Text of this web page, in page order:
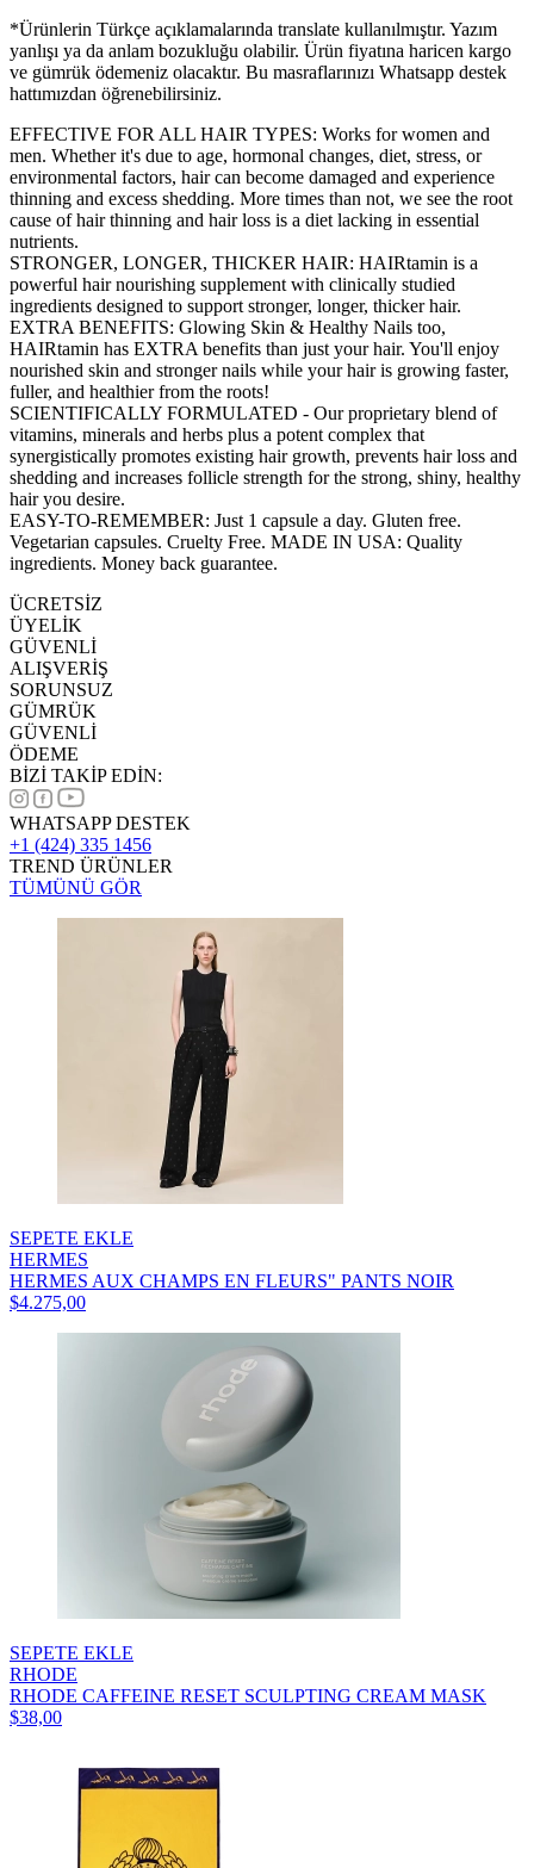
*Ürünlerin Türkçe açıklamalarında translate kullanılmıştır. Yazım
yanlışı ya da anlam bozukluğu olabilir. Ürün fiyatına haricen kargo
ve gümrük ödemeniz olacaktır. Bu masraflarınızı Whatsapp destek
hattımızdan öğrenebilirsiniz.
EFFECTIVE FOR ALL HAIR TYPES: Works for women and
men. Whether it's due to age, hormonal changes, diet, stress, or
environmental factors, hair can become damaged and experience
thinning and excess shedding. More times than not, we see the root
cause of hair thinning and hair loss is a diet lacking in essential
nutrients.
STRONGER, LONGER, THICKER HAIR: HAIRtamin is a
powerful hair nourishing supplement with clinically studied
ingredients designed to support stronger, longer, thicker hair.
EXTRA BENEFITS: Glowing Skin & Healthy Nails too,
HAIRtamin has EXTRA benefits than just your hair. You'll enjoy
nourished skin and stronger nails while your hair is growing faster,
fuller, and healthier from the roots!
SCIENTIFICALLY FORMULATED - Our proprietary blend of
vitamins, minerals and herbs plus a potent complex that
synergistically promotes existing hair growth, prevents hair loss and
shedding and increases follicle strength for the strong, shiny, healthy
hair you desire.
EASY-TO-REMEMBER: Just 1 capsule a day. Gluten free.
Vegetarian capsules. Cruelty Free. MADE IN USA: Quality
ingredients. Money back guarantee.
ÜCRETSİZ
ÜYELİK
GÜVENLİ
ALIŞVERİŞ
SORUNSUZ
GÜMRÜK
GÜVENLİ
ÖDEME
BİZİ TAKİP EDİN:
WHATSAPP DESTEK
+1 (424) 335 1456
TREND ÜRÜNLER
TÜMÜNÜ GÖR
SEPETE EKLE
HERMES
HERMES AUX CHAMPS EN FLEURS" PANTS NOIR
$4.275,00
SEPETE EKLE
RHODE
RHODE CAFFEINE RESET SCULPTING CREAM MASK
$38,00